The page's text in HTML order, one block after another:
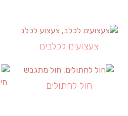
צעצועים לכלבים
חול לחתולים